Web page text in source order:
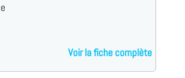
Voir la fiche complète